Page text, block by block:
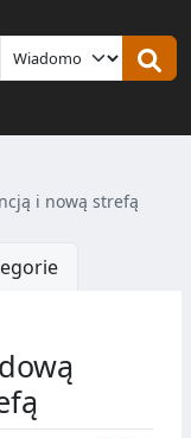
i nową strefą